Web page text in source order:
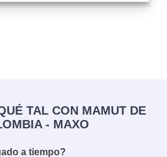
TAL CON MAMUT DE
- MAXO
a tiempo?